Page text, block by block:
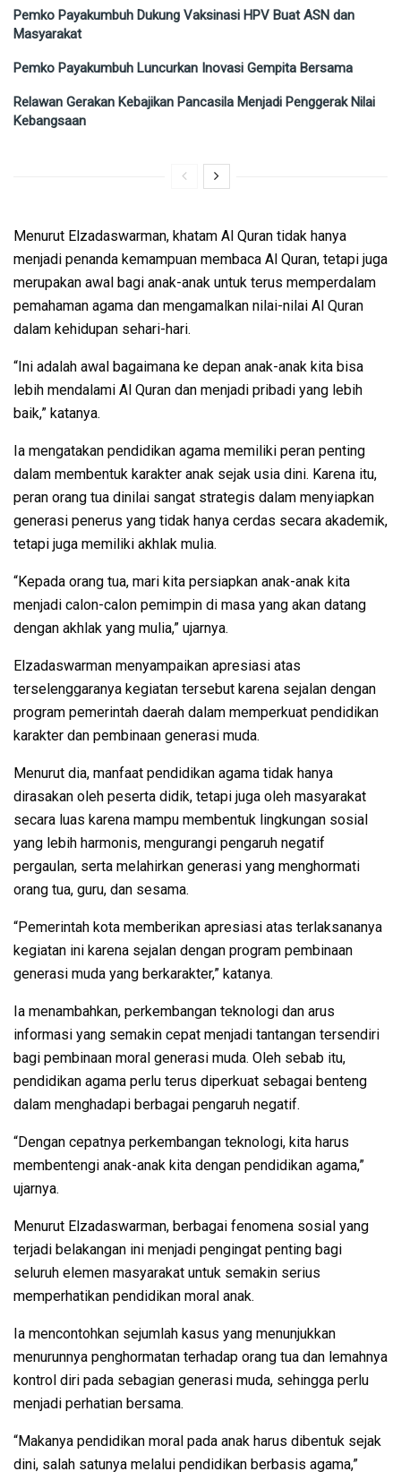
Pemko Payakumbuh Dukung Vaksinasi HPV Buat ASN dan
Masyarakat
Pemko Payakumbuh Luncurkan Inovasi Gempita Bersama
Relawan Gerakan Kebajikan Pancasila Menjadi Penggerak Nilai
Kebangsaan
Menurut Elzadaswarman, khatam Al Quran tidak hanya
menjadi penanda kemampuan membaca Al Quran, tetapi juga
merupakan awal bagi anak-anak untuk terus memperdalam
pemahaman agama dan mengamalkan nilai-nilai Al Quran
dalam kehidupan sehari-hari.
“Ini adalah awal bagaimana ke depan anak-anak kita bisa
lebih mendalami Al Quran dan menjadi pribadi yang lebih
baik,” katanya.
Ia mengatakan pendidikan agama memiliki peran penting
dalam membentuk karakter anak sejak usia dini. Karena itu,
peran orang tua dinilai sangat strategis dalam menyiapkan
generasi penerus yang tidak hanya cerdas secara akademik,
tetapi juga memiliki akhlak mulia.
“Kepada orang tua, mari kita persiapkan anak-anak kita
menjadi calon-calon pemimpin di masa yang akan datang
dengan akhlak yang mulia,” ujarnya.
Elzadaswarman menyampaikan apresiasi atas
terselenggaranya kegiatan tersebut karena sejalan dengan
program pemerintah daerah dalam memperkuat pendidikan
karakter dan pembinaan generasi muda.
Menurut dia, manfaat pendidikan agama tidak hanya
dirasakan oleh peserta didik, tetapi juga oleh masyarakat
secara luas karena mampu membentuk lingkungan sosial
yang lebih harmonis, mengurangi pengaruh negatif
pergaulan, serta melahirkan generasi yang menghormati
orang tua, guru, dan sesama.
“Pemerintah kota memberikan apresiasi atas terlaksananya
kegiatan ini karena sejalan dengan program pembinaan
generasi muda yang berkarakter,” katanya.
Ia menambahkan, perkembangan teknologi dan arus
informasi yang semakin cepat menjadi tantangan tersendiri
bagi pembinaan moral generasi muda. Oleh sebab itu,
pendidikan agama perlu terus diperkuat sebagai benteng
dalam menghadapi berbagai pengaruh negatif.
“Dengan cepatnya perkembangan teknologi, kita harus
membentengi anak-anak kita dengan pendidikan agama,”
ujarnya.
Menurut Elzadaswarman, berbagai fenomena sosial yang
terjadi belakangan ini menjadi pengingat penting bagi
seluruh elemen masyarakat untuk semakin serius
memperhatikan pendidikan moral anak.
Ia mencontohkan sejumlah kasus yang menunjukkan
menurunnya penghormatan terhadap orang tua dan lemahnya
kontrol diri pada sebagian generasi muda, sehingga perlu
menjadi perhatian bersama.
“Makanya pendidikan moral pada anak harus dibentuk sejak
dini, salah satunya melalui pendidikan berbasis agama,”